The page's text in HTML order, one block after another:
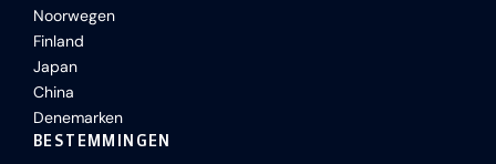
Noorwegen
Finland
Japan
China
Denemarken
BESTEMMINGEN